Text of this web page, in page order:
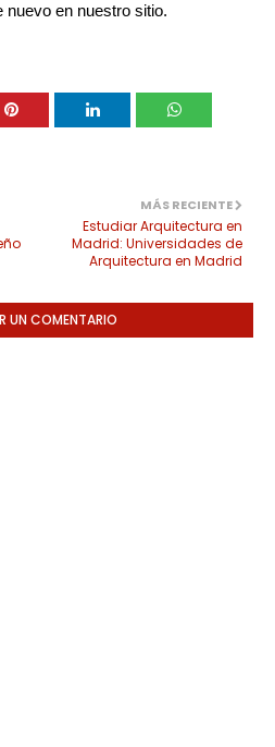
nuevo en nuestro sitio.
MÁS RECIENTE
Estudiar Arquitectura en
Madrid: Universidades de
Arquitectura en Madrid
UN COMENTARIO